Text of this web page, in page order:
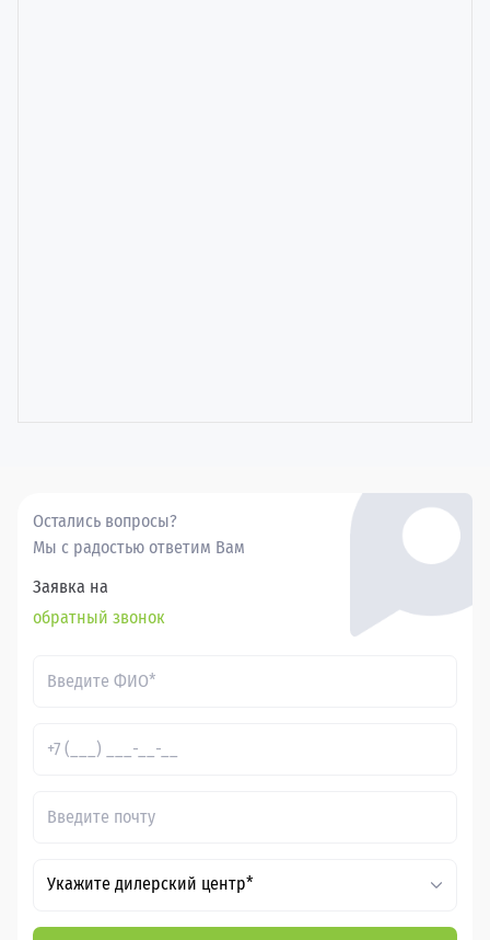
Остались вопросы?
Мы с радостью ответим Вам
Заявка на
обратный звонок
Укажите дилерский центр*